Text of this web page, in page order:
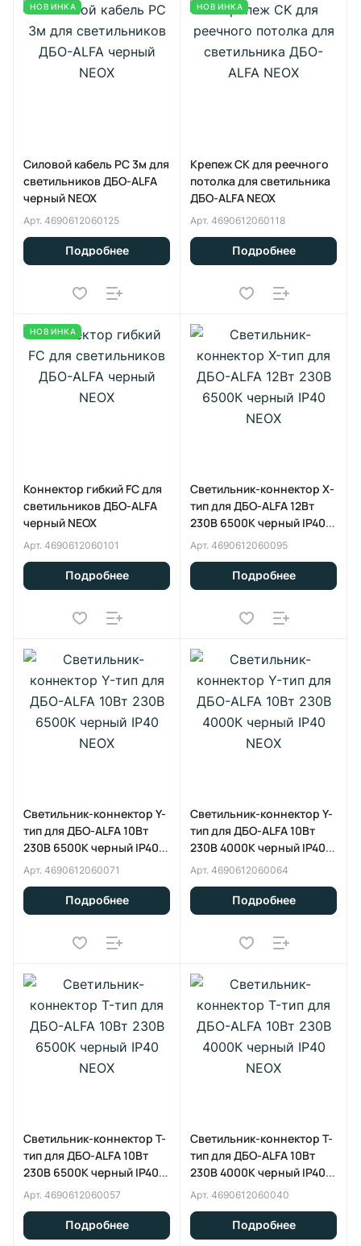
НОВИНКА
Силовой кабель PC 3м для
светильников ДБО-ALFA
черный NEOX
Арт. 4690612060125
Подробнее
НОВИНКА
Крепеж СK для реечного
потолка для светильника
ДБО-ALFA NEOX
Арт. 4690612060118
Подробнее
НОВИНКА
Коннектор гибкий FC для
светильников ДБО-ALFA
черный NEOX
Арт. 4690612060101
Подробнее
Светильник-коннектор X-
тип для ДБО-ALFA 12Вт
230В 6500К черный IP40
NEOX
Арт. 4690612060095
Подробнее
Светильник-коннектор Y-
тип для ДБО-ALFA 10Вт
230В 6500К черный IP40
NEOX
Арт. 4690612060071
Подробнее
Светильник-коннектор Y-
тип для ДБО-ALFA 10Вт
230В 4000К черный IP40
NEOX
Арт. 4690612060064
Подробнее
Светильник-коннектор T-
тип для ДБО-ALFA 10Вт
230В 6500К черный IP40
NEOX
Арт. 4690612060057
Подробнее
Светильник-коннектор T-
тип для ДБО-ALFA 10Вт
230В 4000К черный IP40
NEOX
Арт. 4690612060040
Подробнее